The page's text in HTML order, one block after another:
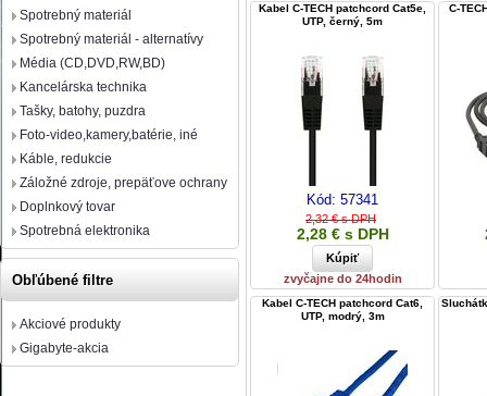
Spotrebný materiál
Spotrebný materiál - alternatívy
Média (CD,DVD,RW,BD)
Kancelárska technika
Tašky, batohy, puzdra
Foto-video,kamery,batérie, iné
Káble, redukcie
Záložné zdroje, prepäťove ochrany
Doplnkový tovar
Spotrebná elektronika
Obľúbené filtre
Akciové produkty
Gigabyte-akcia
Kabel C-TECH patchcord Cat5e,
UTP, černý, 5m
Kód: 57341
2,32 € s DPH
2,28 € s DPH
zvyčajne do 24hodin
C-
Kabel C-TECH patchcord Cat6,
UTP, modrý, 3m